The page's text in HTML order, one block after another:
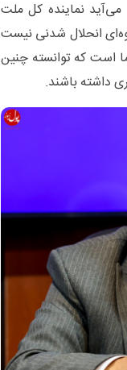
می‌آید نماینده کل ملت
انحلال شدنی نیست
است که توانسته چنین
داشته باشند.